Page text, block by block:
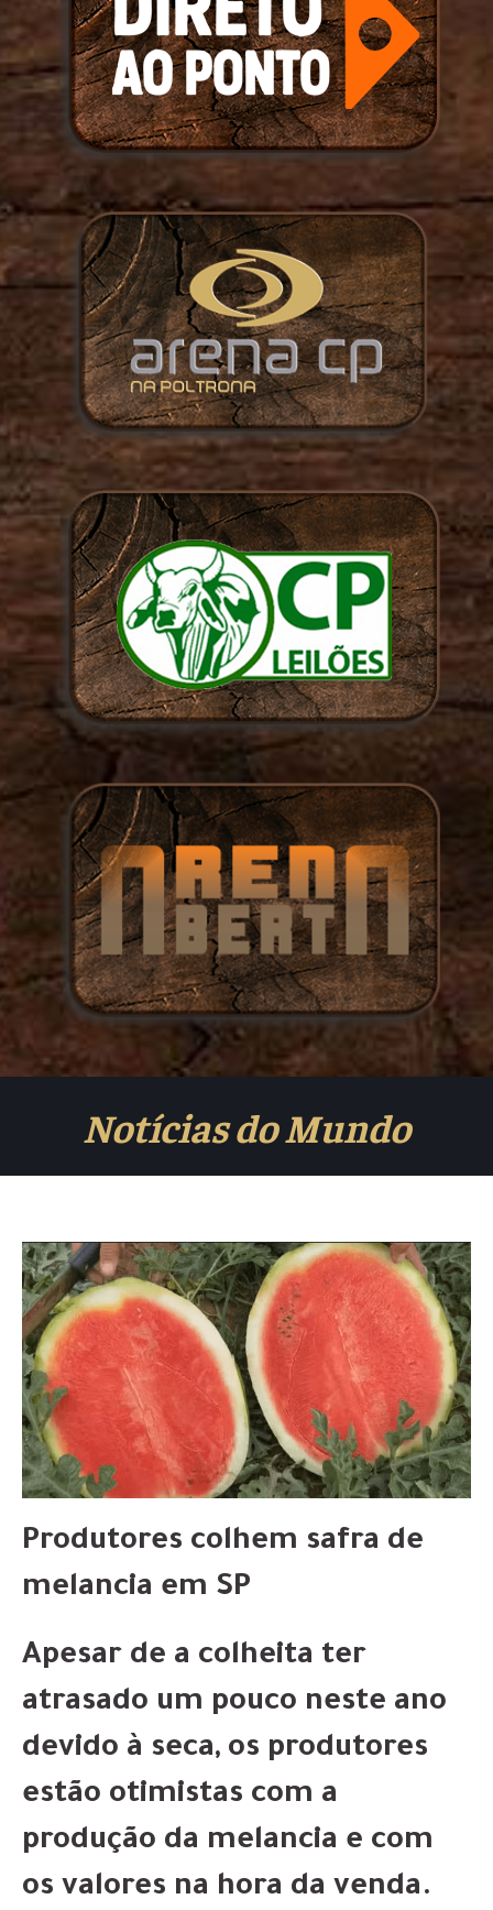
Notícias do Mundo
Produtores colhem safra de
melancia em SP
Apesar de a colheita ter
atrasado um pouco neste ano
devido à seca, os produtores
estão otimistas com a
produção da melancia e com
os valores na hora da venda.